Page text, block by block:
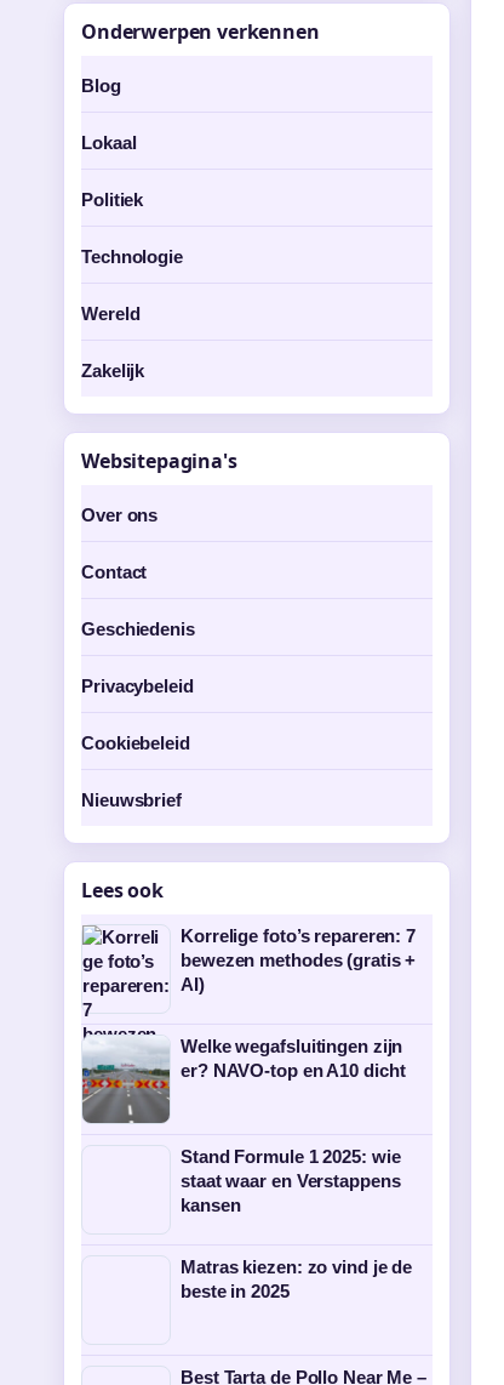
Onderwerpen verkennen
Blog
Lokaal
Politiek
Technologie
Wereld
Zakelijk
Websitepagina's
Over ons
Contact
Geschiedenis
Privacybeleid
Cookiebeleid
Nieuwsbrief
Lees ook
Korrelige foto’s repareren: 7
bewezen methodes (gratis +
AI)
Welke wegafsluitingen zijn
er? NAVO-top en A10 dicht
Stand Formule 1 2025: wie
staat waar en Verstappens
kansen
Matras kiezen: zo vind je de
beste in 2025
Best Tarta de Pollo Near Me –